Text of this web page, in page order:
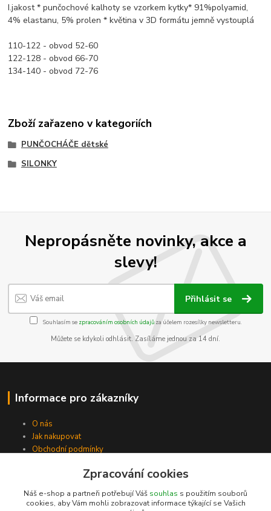
I.jakost * punčochové kalhoty se vzorkem kytky* 91%polyamid,
4% elastanu, 5% prolen * květina v 3D formátu jemně vystouplá
110-122 - obvod 52-60
122-128 - obvod 66-70
134-140 - obvod 72-76
Zboží zařazeno v kategoriích
PUNČOCHÁČE dětské
SILONKY
Nepropásněte novinky, akce a
slevy!
Přihlásit se
Souhlasím se zpracováním osobních údajůza účelem rozesílky newsletteru.
Můžete se kdykoli odhlásit. Zasíláme jednou za 14 dní.
Informace pro zákazníky
O nás
Jak nakupovat
Obchodní podmínky
Zpracování cookies
Náš e-shop a partneři potřebují Váš souhlas s použitím souborů
cookies, aby Vám mohli zobrazovat informace týkající se Vašich